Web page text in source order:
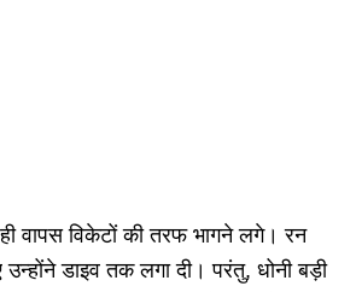
ही वापस विकेटों की तरफ भागने लगे। रन
डाइव तक लगा दी। परंतु, धोनी बड़ी